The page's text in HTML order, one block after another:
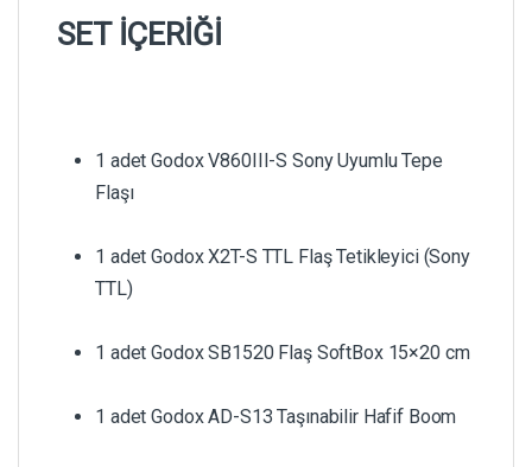
SET İÇERİĞİ
1 adet Godox V860III-S Sony Uyumlu Tepe
Flaşı
1 adet Godox X2T-S TTL Flaş Tetikleyici (Sony
TTL)
1 adet Godox SB1520 Flaş SoftBox 15×20 cm
1 adet Godox AD-S13 Taşınabilir Hafif Boom